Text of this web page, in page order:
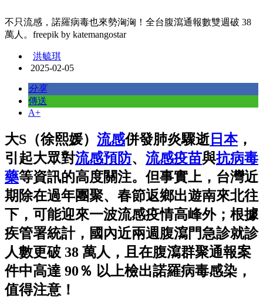
不只流感，諾羅病毒也來勢洶洶！全台腹瀉通報數雙週破 38
萬人。freepik by katemangostar
洪毓琪
2025-02-05
分享
傳送
A+
大S（徐熙媛） 流感併發肺炎驟逝 日本，
引起大眾對流感預防、 流感疫苗與抗病毒
藥等資訊的高度關注。但事實上，台灣近
期除在過年團聚、春節返鄉出遊南來北往
下，可能迎來一波流感疫情高峰外；根據
疾管署統計，國內近兩週腹瀉門急診就診
人數更破 38 萬人，且在腹瀉群聚通報案
件中高達 90％ 以上檢出諾羅病毒感染，
值得注意！